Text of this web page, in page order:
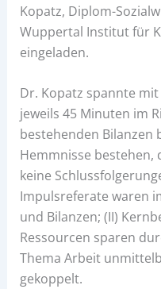
Kopatz, Diplom-
Wuppertal Institut für
eingeladen.
Dr. Kopatz spannte
jeweils 45 Minuten im
bestehenden Bilanzen
Hemmnisse bestehen,
keine
Impulsreferate waren
und Bilanzen; (II)
Ressourcen sparen
Thema Arbeit
gekoppelt.